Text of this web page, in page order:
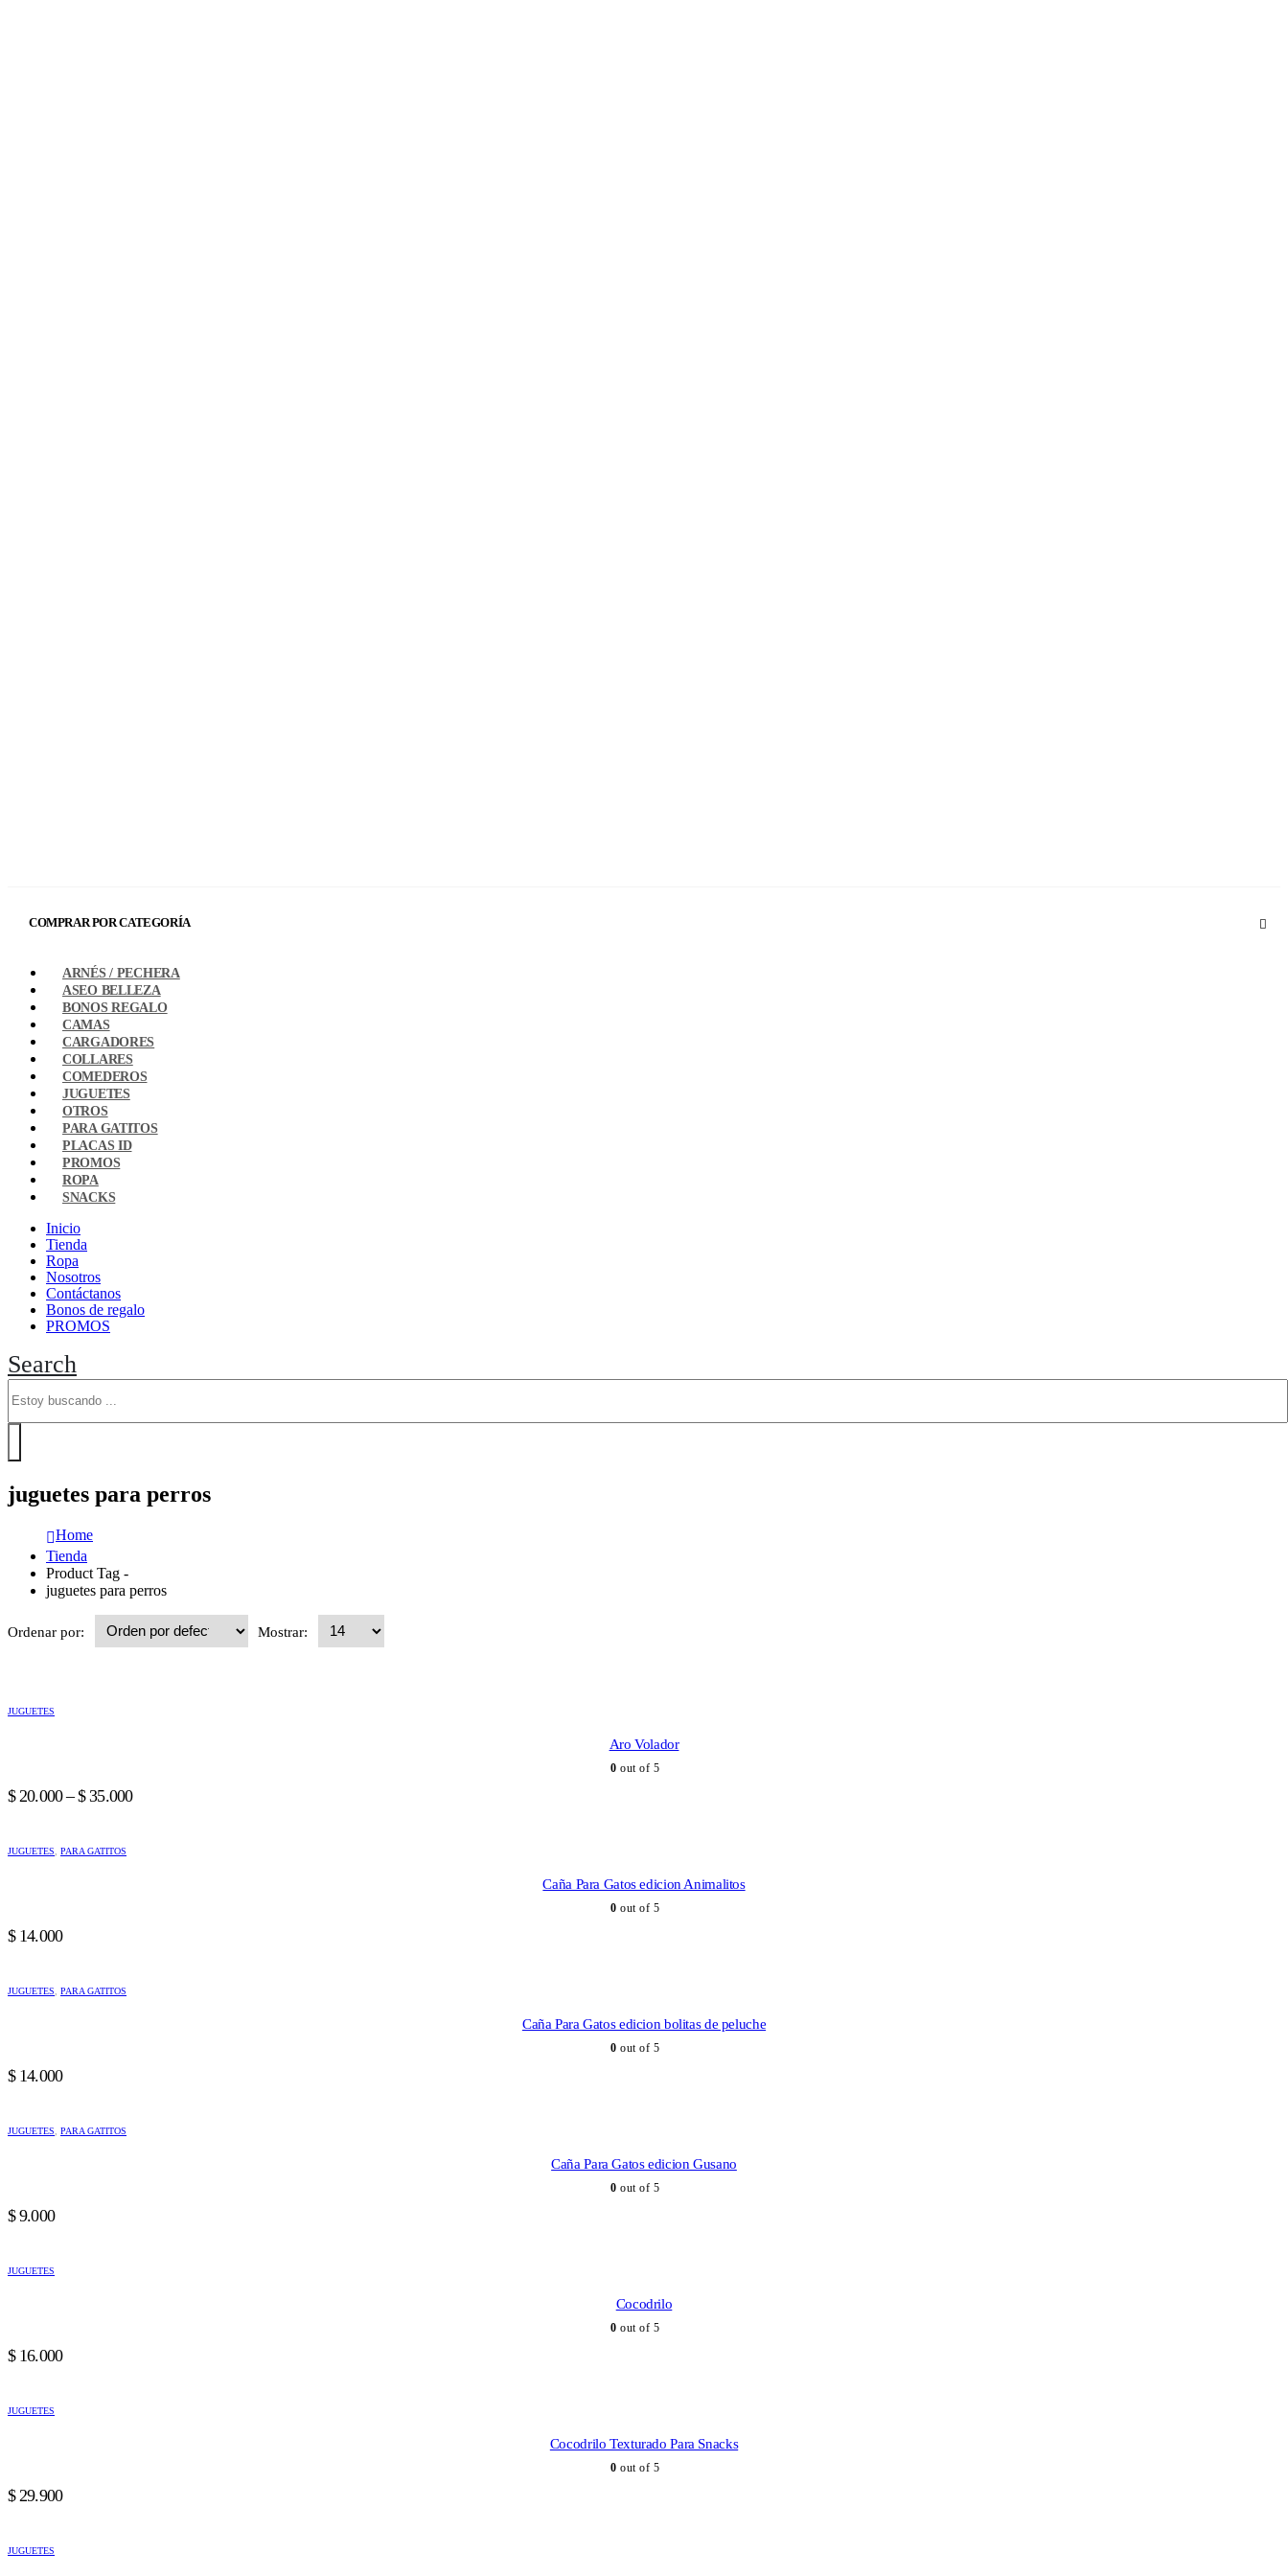
COMPRAR POR CATEGORÍA
ARNÉS / PECHERA
ASEO BELLEZA
BONOS REGALO
CAMAS
CARGADORES
COLLARES
COMEDEROS
JUGUETES
OTROS
PARA GATITOS
PLACAS ID
PROMOS
ROPA
SNACKS
Inicio
Tienda
Ropa
Nosotros
Contáctanos
Bonos de regalo
PROMOS
Search
juguetes para perros
Home
Tienda
Product Tag -
juguetes para perros
Ordenar por: Mostrar:
producto
opciones
elegir
producto
producto
opciones
elegir
producto
JUGUETES
Aro Volador
0 out of 5
$20.000 – $35.000Price
JUGUETES, PARA GATITOS
Caña Para Gatos edicion Animalitos
0 out of 5
$14.000
JUGUETES, PARA GATITOS
Caña Para Gatos edicion bolitas de peluche
0 out of 5
$14.000
JUGUETES, PARA GATITOS
Caña Para Gatos edicion Gusano
0 out of 5
$9.000
JUGUETES
Cocodrilo
0 out of 5
$16.000
JUGUETES
Cocodrilo Texturado Para Snacks
0 out of 5
$29.900
JUGUETES